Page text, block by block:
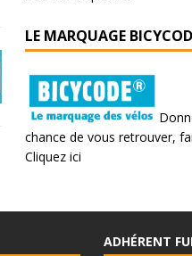
LE MARQUAGE
chance de vous retrouver,
Cliquez ici
ADHÉRENT